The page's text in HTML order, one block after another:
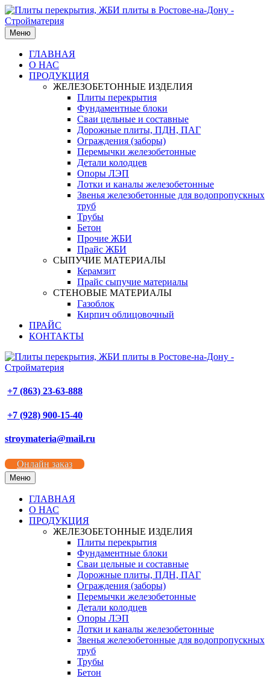
Меню
ГЛАВНАЯ
О НАС
ПРОДУКЦИЯ
ЖЕЛЕЗОБЕТОННЫЕ ИЗДЕЛИЯ
Плиты перекрытия
Фундаментные блоки
Сваи цельные и составные
Дорожные плиты, ПДН, ПАГ
Ограждения (заборы)
Перемычки железобетонные
Детали колодцев
Опоры ЛЭП
Лотки и каналы железобетонные
Звенья железобетонные для водопропускных
труб
Трубы
Бетон
Прочие ЖБИ
Прайс ЖБИ
СЫПУЧИЕ МАТЕРИАЛЫ
Керамзит
Прайс сыпучие материалы
СТЕНОВЫЕ МАТЕРИАЛЫ
Газоблок
Кирпич облицовочный
ПРАЙС
КОНТАКТЫ
+7 (863) 23-63-888
+7 (928) 900-15-40
stroymateria@mail.ru
Онлайн заказ
Меню
ГЛАВНАЯ
О НАС
ПРОДУКЦИЯ
ЖЕЛЕЗОБЕТОННЫЕ ИЗДЕЛИЯ
Плиты перекрытия
Фундаментные блоки
Сваи цельные и составные
Дорожные плиты, ПДН, ПАГ
Ограждения (заборы)
Перемычки железобетонные
Детали колодцев
Опоры ЛЭП
Лотки и каналы железобетонные
Звенья железобетонные для водопропускных
труб
Трубы
Бетон